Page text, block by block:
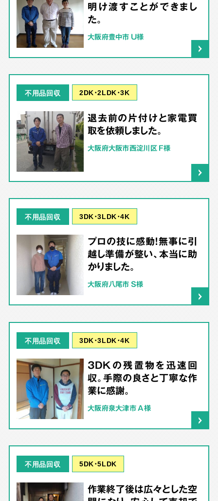
明け渡すことができまし
た。
大阪府豊中市 U様
不用品回収 2DK･2LDK･3K
退去前の片付けと家電買
取を依頼しました。
大阪府大阪市西淀川区 F様
不用品回収 3DK･3LDK･4K
プロの技に感動！無事に引
越し準備が整い、本当に助
かりました。
大阪府八尾市 S様
不用品回収 3DK･3LDK･4K
3DKの残置物を迅速回
収。手際の良さと丁寧な作
業に感謝。
大阪府泉大津市 A様
不用品回収 5DK･5LDK
作業終了後は広々とした空